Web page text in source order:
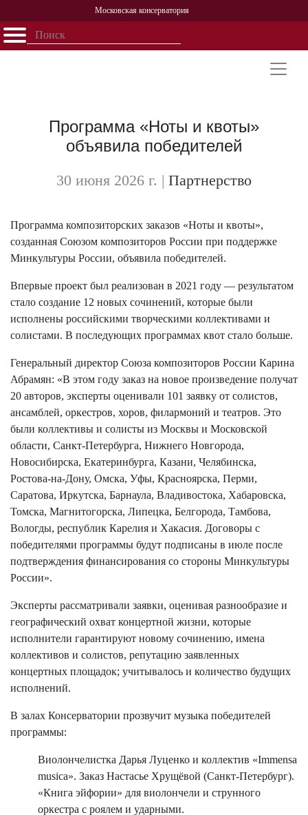
Московская консерватория
Открыть - закрыть
Персоналии
История
Программа «Ноты и квоты»
объявила победителей
30 июня 2026 г. | Партнерство
Программа композиторских заказов «Ноты и квоты»,
созданная Союзом композиторов России при поддержке
Минкультуры России, объявила победителей.
Впервые проект был реализован в 2021 году — результатом
стало создание 12 новых сочинений, которые были
исполнены российскими творческими коллективами и
солистами. В последующих программах квот стало больше.
Генеральный директор Союза композиторов России Карина
Абрамян: «В этом году заказ на новое произведение получат
20 авторов, эксперты оценивали 101 заявку от солистов,
ансамблей, оркестров, хоров, филармоний и театров. Это
были коллективы и солисты из Москвы и Московской
области, Санкт-Петербурга, Нижнего Новгорода,
Новосибирска, Екатеринбурга, Казани, Челябинска,
Ростова-на-Дону, Омска, Уфы, Красноярска, Перми,
Саратова, Иркутска, Барнаула, Владивостока, Хабаровска,
Томска, Магнитогорска, Липецка, Белгорода, Тамбова,
Вологды, республик Карелия и Хакасия. Договоры с
победителями программы будут подписаны в июле после
подтверждения финансирования со стороны Минкультуры
России».
Эксперты рассматривали заявки, оценивая разнообразие и
географический охват концертной жизни, которые
исполнители гарантируют новому сочинению, имена
коллективов и солистов, репутацию заявленных
концертных площадок; учитывалось и количество будущих
исполнений.
В залах Консерватории прозвучит музыка победителей
программы:
Виолончелистка Дарья Луценко и коллектив «Immensa
musica». Заказ Настасье Хрущёвой (Санкт-Петербург).
«Книга эйфории» для виолончели и струнного
оркестра с роялем и ударными.